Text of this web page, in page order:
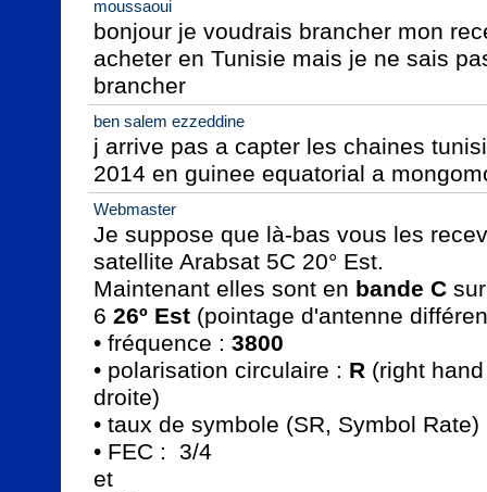
moussaoui
bonjour je voudrais brancher mon
acheter en Tunisie mais je ne sais
brancher
ben salem ezzeddine
j arrive pas a capter les chaines
2014 en guinee equatorial a
Webmaster
Je suppose que là-bas vous les
satellite Arabsat 5C 20° Est.
Maintenant elles sont en bande C
6 26º Est (pointage d'antenne
• fréquence : 3800
• polarisation circulaire : R (right
droite)
• taux de symbole (SR, Symbol Rate)
• FEC :  3/4
et